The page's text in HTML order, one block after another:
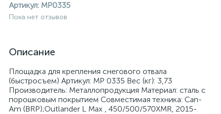
Артикул: MP0335
Пока нет отзывов
Описание
Площадка для крепления снегового отвала
(быстросъем) Артикул: MP 0335 Вес (кг): 3,73
Производитель: Металлопродукция Материал: сталь с
порошковым покрытием Совместимая техника: Can-
Am (BRP);Outlander L Max , 450/500/570XMR, 2015-